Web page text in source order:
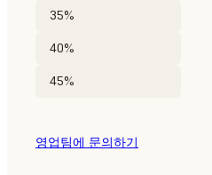
35%
40%
45%
영업팀에 문의하기